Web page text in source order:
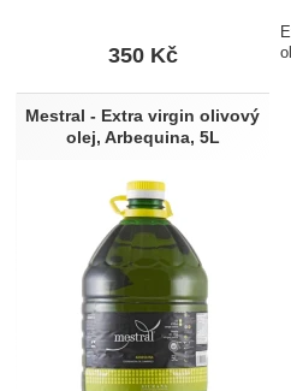
350 Kč
Mestral - Extra virgin olivový
olej, Arbequina, 5L